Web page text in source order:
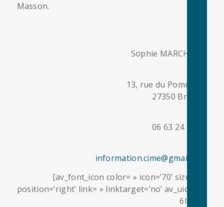
Masson.
Sophie MARCHAND
13, rue du Pommerel
27350 Brestot
06 63 24 78 28
information.cime@gmail.com
[av_font_icon color= » icon=’70’ size=’20’
position=’right’ link= » linktarget=’no’ av_uid=’av-
6lbnc6′